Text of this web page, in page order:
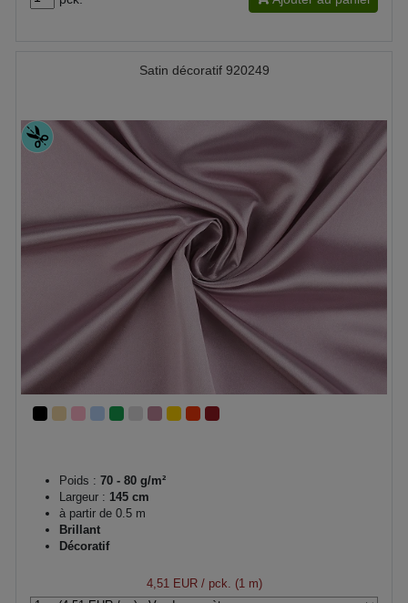
Satin décoratif 920249
Poids : 70 - 80 g/m²
Largeur : 145 cm
à partir de 0.5 m
Brillant
Décoratif
4,51 EUR/ pck. (1 m)